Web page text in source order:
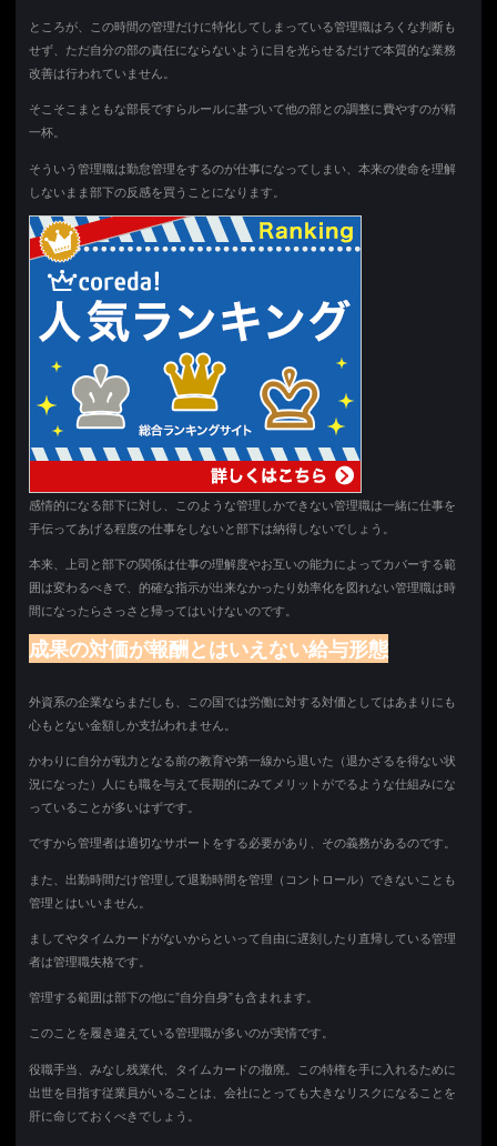
ところが、この時間の管理だけに特化してしまっている管理職はろくな判断も
せず、ただ自分の部の責任にならないように目を光らせるだけで本質的な業務
改善は行われていません。
そこそこまともな部長ですらルールに基づいて他の部との調整に費やすのが精
一杯。
そういう管理職は勤怠管理をするのが仕事になってしまい、本来の使命を理解
しないまま部下の反感を買うことになります。
感情的になる部下に対し、このような管理しかできない管理職は一緒に仕事を
手伝ってあげる程度の仕事をしないと部下は納得しないでしょう。
本来、上司と部下の関係は仕事の理解度やお互いの能力によってカバーする範
囲は変わるべきで、的確な指示が出来なかったり効率化を図れない管理職は時
間になったらさっさと帰ってはいけないのです。
成果の対価が報酬とはいえない給与形態
外資系の企業ならまだしも、この国では労働に対する対価としてはあまりにも
心もとない金額しか支払われません。
かわりに自分が戦力となる前の教育や第一線から退いた（退かざるを得ない状
況になった）人にも職を与えて長期的にみてメリットがでるような仕組みにな
っていることが多いはずです。
ですから管理者は適切なサポートをする必要があり、その義務があるのです。
また、出勤時間だけ管理して退勤時間を管理（コントロール）できないことも
管理とはいいません。
ましてやタイムカードがないからといって自由に遅刻したり直帰している管理
者は管理職失格です。
管理する範囲は部下の他に”自分自身”も含まれます。
このことを履き違えている管理職が多いのが実情です。
役職手当、みなし残業代、タイムカードの撤廃。この特権を手に入れるために
出世を目指す従業員がいることは、会社にとっても大きなリスクになることを
肝に命じておくべきでしょう。